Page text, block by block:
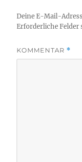
Deine E-Mail-
Erforderliche Felder
KOMMENTAR *